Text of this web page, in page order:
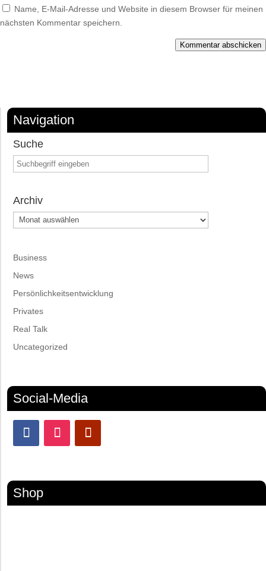
Name, E-Mail-Adresse und Website in diesem Browser für meinen
nächsten Kommentar speichern.
Kommentar abschicken
Navigation
Suche
Archiv
Archiv
Business
News
Persönlichkeitsentwicklung
Privates
Real Talk
Uncategorized
Social-Media
Shop